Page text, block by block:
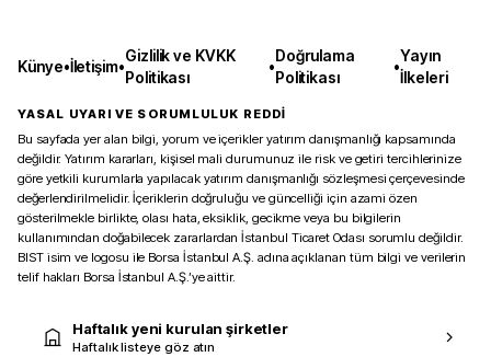
Künye•İletişim•
Gizlilik ve KVKK
Politikası
•
Doğrulama
Politikası
•
Yayın
İlkeleri
YASAL UYARI VE SORUMLULUK REDDİ
Bu sayfada yer alan bilgi, yorum ve içerikler yatırım danışmanlığı kapsamında
değildir. Yatırım kararları, kişisel mali durumunuz ile risk ve getiri tercihlerinize
göre yetkili kurumlarla yapılacak yatırım danışmanlığı sözleşmesi çerçevesinde
değerlendirilmelidir. İçeriklerin doğruluğu ve güncelliği için azami özen
gösterilmekle birlikte, olası hata, eksiklik, gecikme veya bu bilgilerin
kullanımından doğabilecek zararlardan İstanbul Ticaret Odası sorumlu değildir.
BIST isim ve logosu ile Borsa İstanbul A.Ş. adına açıklanan tüm bilgi ve verilerin
telif hakları Borsa İstanbul A.Ş.’ye aittir.
Haftalık yeni kurulan şirketler
Haftalık listeye göz atın